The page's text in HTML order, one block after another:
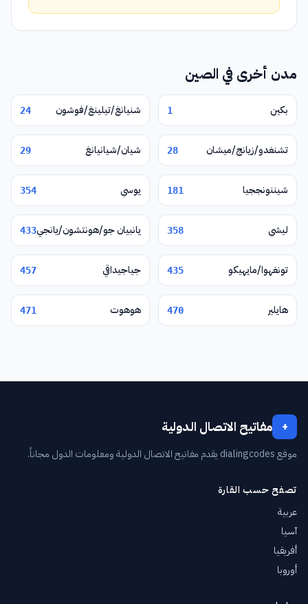
مدن أخرى في الصين
بكين 1 شنيانغ/تيلينغ/فوشون 24
تشنغدو/زيانج/ميشان 28 شيان/شيانيانغ 29
شيننونججيا 181 يوسي 354
ليشي 358 يانبيان جو/هونتشون/يانجي433
تونغهوا/مايهيكو 435 جياجيداقي 457
هايلير 470 هوهوت 471
+ مفاتيح الاتصال الدولية
موقع dialingcodes يقدم مفاتيح الاتصال الدولية ومعلومات الدول مجاناً.
تصفح حسب القارة
عربية
آسيا
أفريقيا
أوروبا